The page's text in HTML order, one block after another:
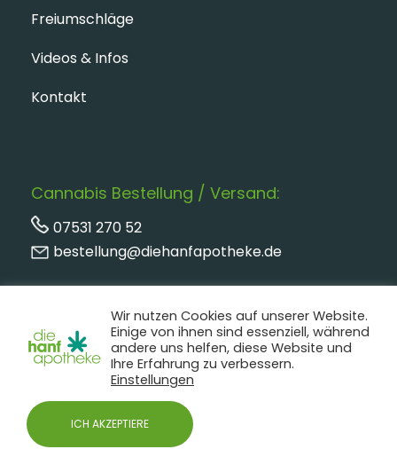
Freiumschläge
Videos & Infos
Kontakt
Cannabis Bestellung / Versand:
07531 270 52
bestellung@diehanfapotheke.de
Impressum
Wir nutzen Cookies auf unserer Website.
Einige von ihnen sind essenziell, während
andere uns helfen, diese Website und
Ihre Erfahrung zu verbessern.
Einstellungen
ICH AKZEPTIERE